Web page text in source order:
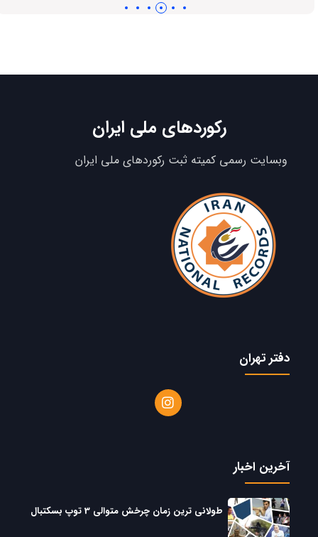
رکوردهای ملی ایران
وبسایت رسمی کمیته ثبت رکوردهای ملی ایران
دفتر تهران
آخرین اخبار
طولانی ترین زمان چرخش متوالی 3 توپ بسکتبال